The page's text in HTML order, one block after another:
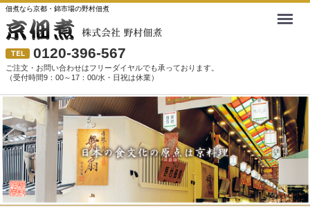
佃煮なら京都・錦市場の野村佃煮
0120-396-567
ご注文・お問い合わせはフリーダイヤルでも承っております。
（受付時間9：00～17：00/水・日祝は休業）